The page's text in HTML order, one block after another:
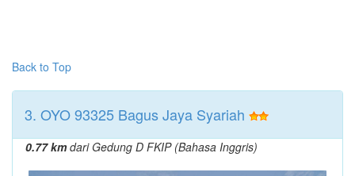
Back to Top
3. OYO 93325 Bagus Jaya Syariah
0.77 kmdari Gedung D FKIP (Bahasa Inggris)